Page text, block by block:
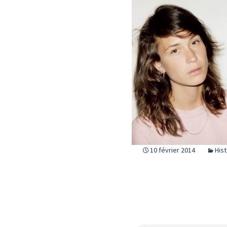
10 février 2014